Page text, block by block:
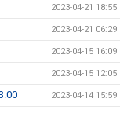
2023-04-21 18:55
2023-04-21 06:29
2023-04-15 16:09
2023-04-15 12:05
2023-04-14 15:59